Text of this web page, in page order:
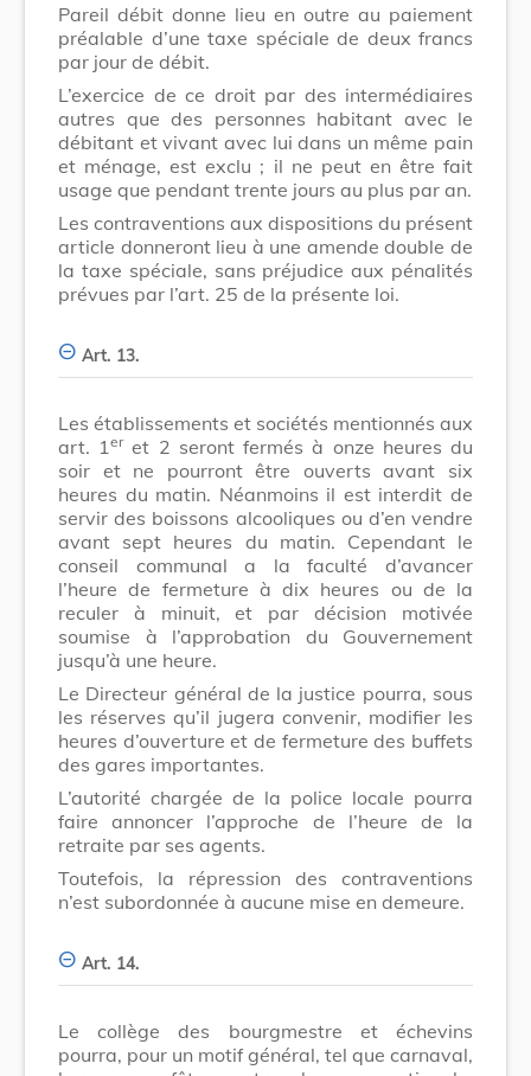
Pareil débit donne lieu en outre au paiement
préalable d’une taxe spéciale de deux francs
par jour de débit.
L’exercice de ce droit par des intermédiaires
autres que des personnes habitant avec le
débitant et vivant avec lui dans un même pain
et ménage, est exclu ; il ne peut en être fait
usage que pendant trente jours au plus par an.
Les contraventions aux dispositions du présent
article donneront lieu à une amende double de
la taxe spéciale, sans préjudice aux pénalités
prévues par l’art. 25 de la présente loi.
Art. 13.
Les établissements et sociétés mentionnés aux
art. 1eret 2 seront fermés à onze heures du
soir et ne pourront être ouverts avant six
heures du matin. Néanmoins il est interdit de
servir des boissons alcooliques ou d’en vendre
avant sept heures du matin. Cependant le
conseil communal a la faculté d’avancer
l’heure de fermeture à dix heures ou de la
reculer à minuit, et par décision motivée
soumise à l’approbation du Gouvernement
jusqu’à une heure.
Le Directeur général de la justice pourra, sous
les réserves qu’il jugera convenir, modifier les
heures d’ouverture et de fermeture des buffets
des gares importantes.
L’autorité chargée de la police locale pourra
faire annoncer l’approche de l’heure de la
retraite par ses agents.
Toutefois, la répression des contraventions
n’est subordonnée à aucune mise en demeure.
Art. 14.
Le collège des bourgmestre et échevins
pourra, pour un motif général, tel que carnaval,